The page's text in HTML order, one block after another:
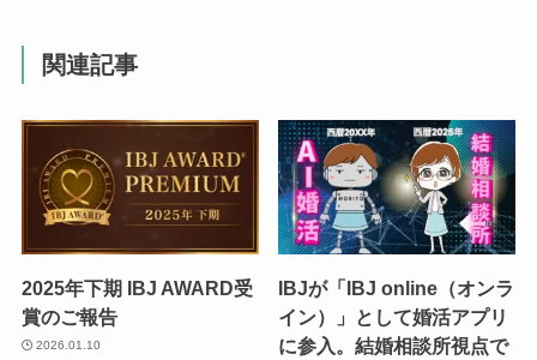
関連記事
2025年下期 IBJ AWARD受
賞のご報告
2026.01.10
IBJが「IBJ online（オンラ
イン）」として婚活アプリ
に参入。結婚相談所視点で